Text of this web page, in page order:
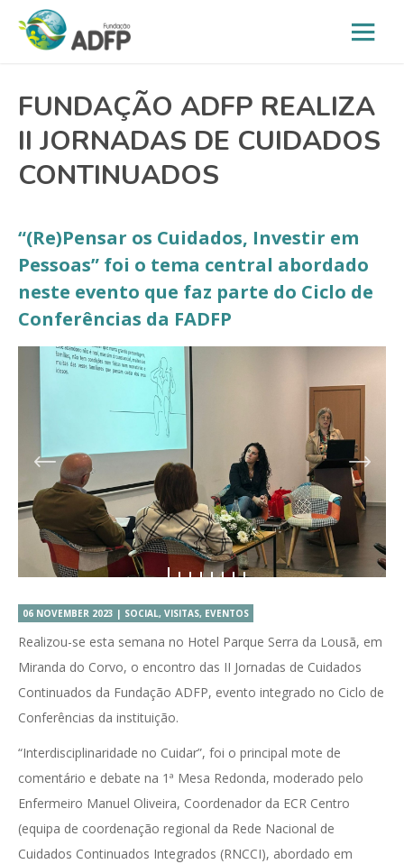
FUNDAÇÃO ADFP REALIZA
II JORNADAS DE CUIDADOS
CONTINUADOS
“(Re)Pensar os Cuidados, Investir em
Pessoas” foi o tema central abordado
neste evento que faz parte do Ciclo de
Conferências da FADFP
06 NOVEMBER 2023 | SOCIAL, VISITAS, EVENTOS
Realizou-se esta semana no Hotel Parque Serra da Lousã, em
Miranda do Corvo, o encontro das II Jornadas de Cuidados
Continuados da Fundação ADFP, evento integrado no Ciclo de
Conferências da instituição.
“Interdisciplinaridade no Cuidar”, foi o principal mote de
comentário e debate na 1ª Mesa Redonda, moderado pelo
Enfermeiro Manuel Oliveira, Coordenador da ECR Centro
(equipa de coordenação regional da Rede Nacional de
Cuidados Continuados Integrados (RNCCI), abordado em